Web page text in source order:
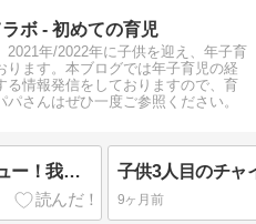
ボ - 初めての育児
2021年/2022年に子供を迎え、年子育
ります。本ブログでは年子育児の経
る情報発信をしておりますので、育
パさんはぜひ一度ご参照ください。
nunaのTrivNEXTを徹底レビュー！我が家の検討過程および決め手をご紹介【PR】
9ヶ月前